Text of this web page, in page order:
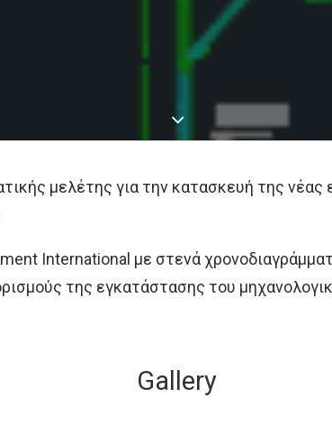
μελέτης για την κατασκευή της
International με στενά
της εγκατάστασης του
Gallery